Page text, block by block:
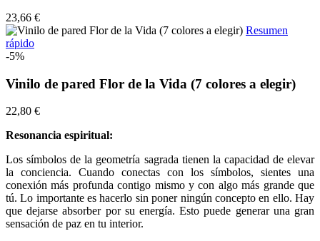
23,66 €
Resumen
rápido
-5%
Vinilo de pared Flor de la Vida (7 colores a elegir)
22,80 €
Resonancia espiritual:
Los símbolos de la geometría sagrada tienen la capacidad de elevar
la conciencia. Cuando conectas con los símbolos, sientes una
conexión más profunda contigo mismo y con algo más grande que
tú. Lo importante es hacerlo sin poner ningún concepto en ello. Hay
que dejarse absorber por su energía. Esto puede generar una gran
sensación de paz en tu interior.